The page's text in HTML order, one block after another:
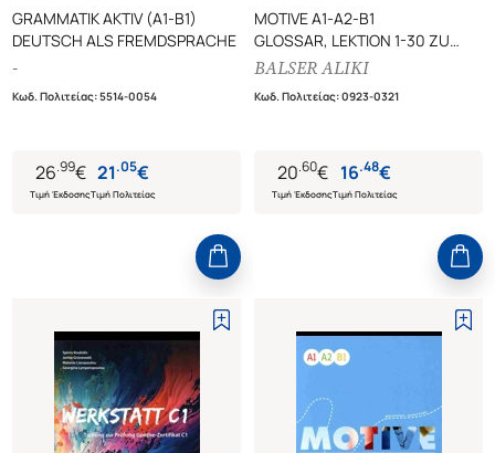
GRAMMATIK AKTIV (Α1-Β1)
DEUTSCH ALS FREMDSPRACHE
-
Κωδ. Πολιτείας:5514-0054
26.99€
Τιμή Έκδοσης
21.05€
Τιμή Πολιτείας
MOTIVE A1-A2-B1
GLOSSAR, LEKTION 1-30 ZU
KURS- UND ARBEITSBUCH
BALSER ALIKI
Κωδ. Πολιτείας:0923-0321
20.60€
Τιμή Έκδοσης
16.48€
Τιμή Πολιτείας